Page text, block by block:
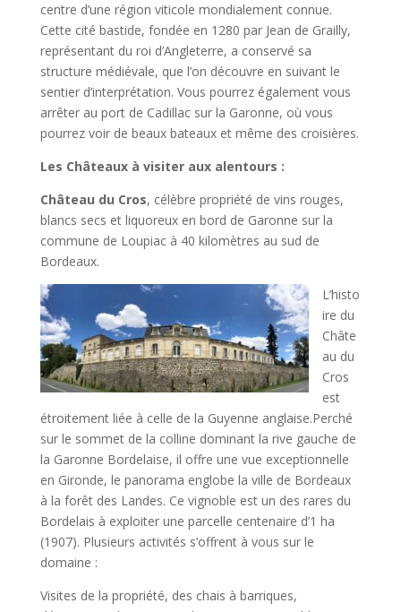
centre d’une région viticole mondialement connue.
Cette cité bastide, fondée en 1280 par Jean de Grailly,
représentant du roi d’Angleterre, a conservé sa
structure médiévale, que l’on découvre en suivant le
sentier d’interprétation. Vous pourrez également vous
arrêter au port de Cadillac sur la Garonne, où vous
pourrez voir de beaux bateaux et même des croisières.
Les Châteaux à visiter aux alentours :
Château du Cros, célèbre propriété de vins rouges,
blancs secs et liquoreux en bord de Garonne sur la
commune de Loupiac à 40 kilomètres au sud de
Bordeaux.
L’histo
ire du
Châte
au du
Cros
est
étroitement liée à celle de la Guyenne anglaise.Perché
sur le sommet de la colline dominant la rive gauche de
la Garonne Bordelaise, il offre une vue exceptionnelle
en Gironde, le panorama englobe la ville de Bordeaux
à la forêt des Landes. Ce vignoble est un des rares du
Bordelais à exploiter une parcelle centenaire d’1 ha
(1907). Plusieurs activités s’offrent à vous sur le
domaine :
Visites de la propriété, des chais à barriques,